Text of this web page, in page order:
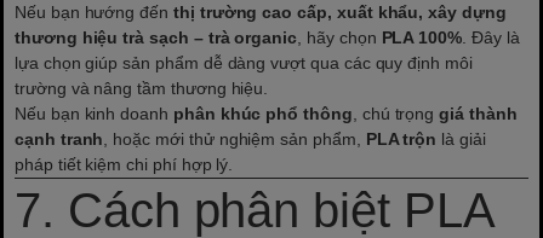
Nếu bạn hướng đến thị trường cao cấp, xuất khẩu, xây dựng
thương hiệu trà sạch – trà organic , hãy chọn PLA 100% . Đây là
lựa chọn giúp sản phẩm dễ dàng vượt qua các quy định môi
trường và nâng tầm thương hiệu.
Nếu bạn kinh doanh phân khúc phổ thông , chú trọnggiá thành
cạnh tranh , hoặc mới thử nghiệm sản phẩm, PLA trộn là giải
pháp tiết kiệm chi phí hợp lý.
7. Cách phân biệt PLA